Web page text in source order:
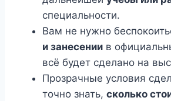
специальности.
Вам не нужно
и занесении в
всё будет сделано на
Прозрачные условия
точно знать, сколько